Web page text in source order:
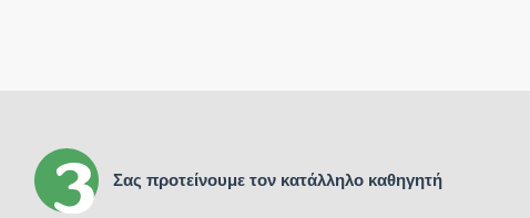
Σας προτείνουμε τον κατάλληλο καθηγητή